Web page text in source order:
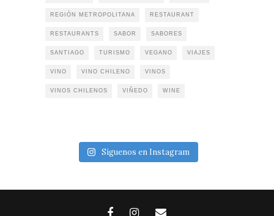
REGIÓN METROPOLITANA RESTAURANT
RESTAURANTS SABOR SABORES
SANTIAGO TURISMO VEGANO VIAJES
VINO VINO CHILENO VINOS
VINOS CHILENOS VIÑEDO WINE
Síguenos en Instagram